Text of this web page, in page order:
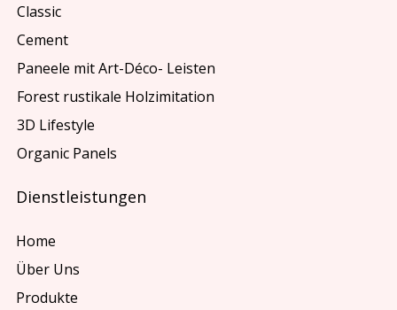
Classic
Cement
Paneele mit Art-Déco- Leisten
Forest rustikale Holzimitation
3D Lifestyle
Organic Panels
Dienstleistungen
Home
Über Uns
Produkte